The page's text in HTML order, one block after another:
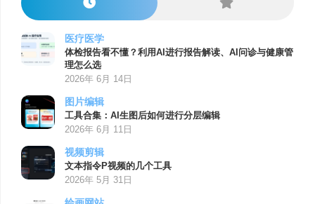
医疗医学
体检报告看不懂？利用AI进行报告解读、AI问诊与健康管
理怎么选
2026年 6月 14日
图片编辑
工具合集：AI生图后如何进行分层编辑
2026年 6月 11日
视频剪辑
文本指令P视频的几个工具
2026年 5月 31日